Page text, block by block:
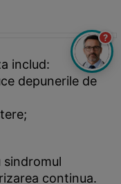
includ:
depunerile de
sindromul
continua.
?